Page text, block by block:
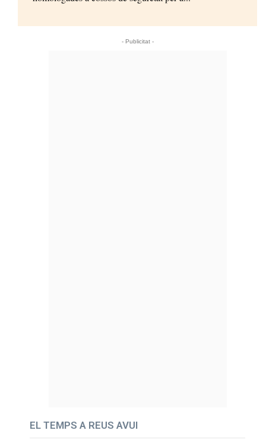
- Publicitat -
EL TEMPS A REUS AVUI